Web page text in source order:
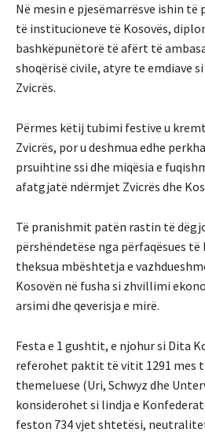
Në mesin e pjesëmarrësve ishin të
të institucioneve të Kosovës,
bashkëpunëtorë të afërt të
shoqërisë civile, atyre te emdiave
Zvicrës.
Përmes këtij tubimi festive u
Zvicrës, por u deshmua edhe
prsuihtine ssi dhe miqësia e
afatgjatë ndërmjet Zvicrës dhe
Të pranishmit patën rastin të
përshëndetëse nga përfaqësues
theksua mbështetja e
Kosovën në fusha si zhvillimi
arsimi dhe qeverisja e mirë.
Festa e 1 gushtit, e njohur si Dita
referohet paktit të vitit 1291 mes
themeluese (Uri, Schwyz dhe
konsiderohet si lindja e
feston 734 vjet shtetësi,